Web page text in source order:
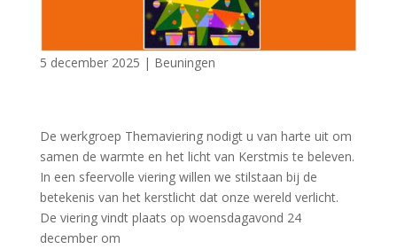
5 december 2025 | Beuningen
De werkgroep Themaviering nodigt u van harte uit om
samen de warmte en het licht van Kerstmis te beleven.
In een sfeervolle viering willen we stilstaan bij de
betekenis van het kerstlicht dat onze wereld verlicht.
De viering vindt plaats op woensdagavond 24
december om